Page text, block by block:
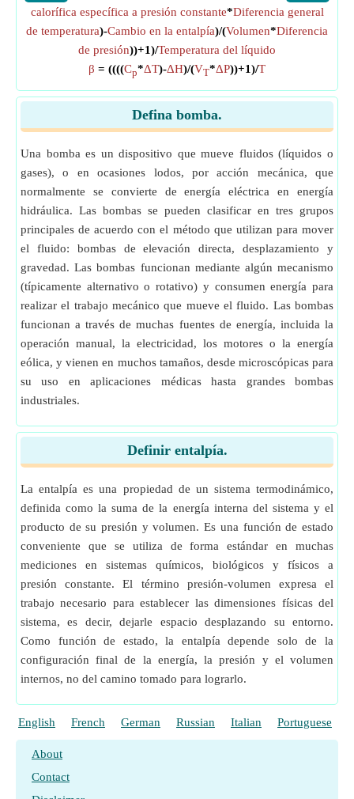
calorífica específica a presión constante*Diferencia general
de temperatura)-Cambio en la entalpía)/(Volumen*Diferencia
de presión))+1)/Temperatura del líquido
β = ((((Cp*ΔT)-ΔH)/(VT*ΔP))+1)/T
Defina bomba.
Una bomba es un dispositivo que mueve fluidos (líquidos o
gases), o en ocasiones lodos, por acción mecánica, que
normalmente se convierte de energía eléctrica en energía
hidráulica. Las bombas se pueden clasificar en tres grupos
principales de acuerdo con el método que utilizan para mover
el fluido: bombas de elevación directa, desplazamiento y
gravedad. Las bombas funcionan mediante algún mecanismo
(típicamente alternativo o rotativo) y consumen energía para
realizar el trabajo mecánico que mueve el fluido. Las bombas
funcionan a través de muchas fuentes de energía, incluida la
operación manual, la electricidad, los motores o la energía
eólica, y vienen en muchos tamaños, desde microscópicas para
su uso en aplicaciones médicas hasta grandes bombas
industriales.
Definir entalpía.
La entalpía es una propiedad de un sistema termodinámico,
definida como la suma de la energía interna del sistema y el
producto de su presión y volumen. Es una función de estado
conveniente que se utiliza de forma estándar en muchas
mediciones en sistemas químicos, biológicos y físicos a
presión constante. El término presión-volumen expresa el
trabajo necesario para establecer las dimensiones físicas del
sistema, es decir, dejarle espacio desplazando su entorno.
Como función de estado, la entalpía depende solo de la
configuración final de la energía, la presión y el volumen
internos, no del camino tomado para lograrlo.
English French German Russian Italian Portuguese
About
Contact